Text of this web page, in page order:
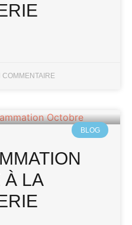
COMMENTAIRE
BLOG
À LA